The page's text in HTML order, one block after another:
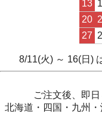
13
20
27
8/11(火) ～ 16(日)
ご注文後、即
北海道・四国・九州